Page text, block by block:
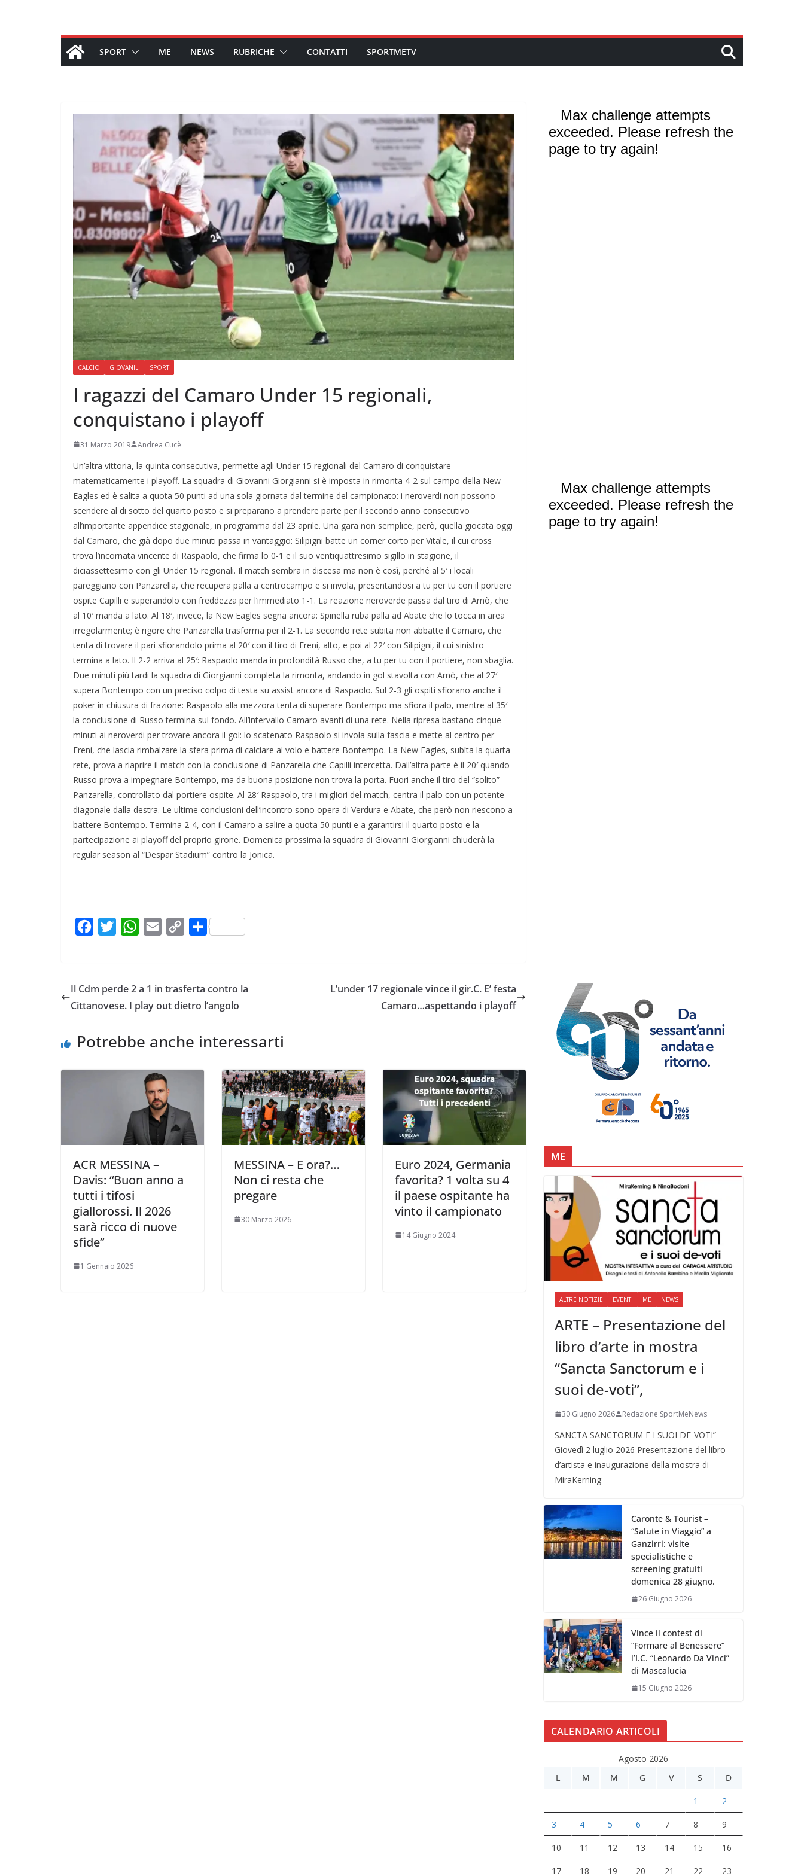
SPORT ME NEWS RUBRICHE CONTATTI SPORTMETV
CALCIO GIOVANILI SPORT
I ragazzi del Camaro Under 15 regionali,
conquistano i playoff
31 Marzo 2019 Andrea Cucè
Un’altra vittoria, la quinta consecutiva, permette agli Under 15 regionali del Camaro di conquistare
matematicamente i playoff. La squadra di Giovanni Giorgianni si è imposta in rimonta 4-2 sul campo della New
Eagles ed è salita a quota 50 punti ad una sola giornata dal termine del campionato: i neroverdi non possono
scendere al di sotto del quarto posto e si preparano a prendere parte per il secondo anno consecutivo
all’importante appendice stagionale, in programma dal 23 aprile. Una gara non semplice, però, quella giocata oggi
dal Camaro, che già dopo due minuti passa in vantaggio: Silipigni batte un corner corto per Vitale, il cui cross
trova l’incornata vincente di Raspaolo, che firma lo 0-1 e il suo ventiquattresimo sigillo in stagione, il
diciassettesimo con gli Under 15 regionali. Il match sembra in discesa ma non è così, perché al 5′ i locali
pareggiano con Panzarella, che recupera palla a centrocampo e si invola, presentandosi a tu per tu con il portiere
ospite Capilli e superandolo con freddezza per l’immediato 1-1. La reazione neroverde passa dal tiro di Arnò, che
al 10′ manda a lato. Al 18′, invece, la New Eagles segna ancora: Spinella ruba palla ad Abate che lo tocca in area
irregolarmente; è rigore che Panzarella trasforma per il 2-1. La secondo rete subita non abbatte il Camaro, che
tenta di trovare il pari sfiorandolo prima al 20′ con il tiro di Freni, alto, e poi al 22′ con Silipigni, il cui sinistro
termina a lato. Il 2-2 arriva al 25′: Raspaolo manda in profondità Russo che, a tu per tu con il portiere, non sbaglia.
Due minuti più tardi la squadra di Giorgianni completa la rimonta, andando in gol stavolta con Arnò, che al 27′
supera Bontempo con un preciso colpo di testa su assist ancora di Raspaolo. Sul 2-3 gli ospiti sfiorano anche il
poker in chiusura di frazione: Raspaolo alla mezzora tenta di superare Bontempo ma sfiora il palo, mentre al 35′
la conclusione di Russo termina sul fondo. All’intervallo Camaro avanti di una rete. Nella ripresa bastano cinque
minuti ai neroverdi per trovare ancora il gol: lo scatenato Raspaolo si invola sulla fascia e mette al centro per
Freni, che lascia rimbalzare la sfera prima di calciare al volo e battere Bontempo. La New Eagles, subìta la quarta
rete, prova a riaprire il match con la conclusione di Panzarella che Capilli intercetta. Dall’altra parte è il 20′ quando
Russo prova a impegnare Bontempo, ma da buona posizione non trova la porta. Fuori anche il tiro del “solito”
Panzarella, controllato dal portiere ospite. Al 28′ Raspaolo, tra i migliori del match, centra il palo con un potente
diagonale dalla destra. Le ultime conclusioni dell’incontro sono opera di Verdura e Abate, che però non riescono a
battere Bontempo. Termina 2-4, con il Camaro a salire a quota 50 punti e a garantirsi il quarto posto e la
partecipazione ai playoff del proprio girone. Domenica prossima la squadra di Giovanni Giorgianni chiuderà la
regular season al “Despar Stadium” contro la Jonica.
o
r
W
s
C
Il Cdm perde 2 a 1 in trasferta contro la
Cittanovese. I play out dietro l’angolo
L’under 17 regionale vince il gir.C. E’ festa
Camaro…aspettando i playoff
Potrebbe anche interessarti
ACR MESSINA –
Davis: “Buon anno a
tutti i tifosi
giallorossi. Il 2026
sarà ricco di nuove
sfide”
1 Gennaio 2026
MESSINA – E ora?…
Non ci resta che
pregare
30 Marzo 2026
Euro 2024, Germania
favorita? 1 volta su 4
il paese ospitante ha
vinto il campionato
14 Giugno 2024
ME
ALTRE NOTIZIE EVENTI ME NEWS
ARTE – Presentazione del
libro d’arte in mostra
“Sancta Sanctorum e i
suoi de-voti”,
30 Giugno 2026 Redazione SportMeNews
SANCTA SANCTORUM E I SUOI DE-VOTI”
Giovedì 2 luglio 2026 Presentazione del libro
d’artista e inaugurazione della mostra di
MiraKerning
Caronte & Tourist –
“Salute in Viaggio” a
Ganzirri: visite
specialistiche e
screening gratuiti
domenica 28 giugno.
26 Giugno 2026
Vince il contest di
“Formare al Benessere”
l’I.C. “Leonardo Da Vinci”
di Mascalucia
15 Giugno 2026
CALENDARIO ARTICOLI
Agosto 2026
L
M M G V S D
1 2
3 4 5 6 7 8 9
10 11 12 13 14 15 16
17 18 19 20 21 22 23